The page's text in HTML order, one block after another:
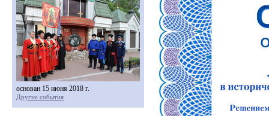
основан 15 июня 2018 г.
Другие события